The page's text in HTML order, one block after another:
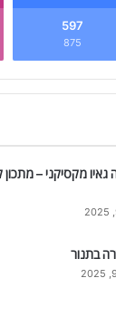
597
875
גאיו מקסיקני –
בתנור